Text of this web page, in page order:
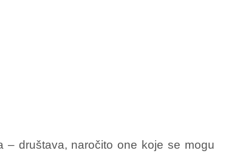
društava, naročito one koje se mogu